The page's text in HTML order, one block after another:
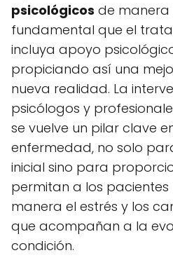
psicológicos de manera
fundamental que el
incluya apoyo
propiciando así una
nueva realidad. La
psicólogos y
se vuelve un pilar clave
enfermedad, no solo
inicial sino para
permitan a los
manera el estrés y los
que acompañan a la
condición.